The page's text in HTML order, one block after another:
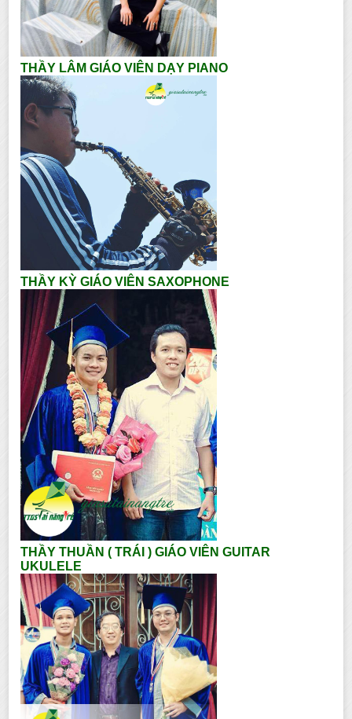
THẦY LÂM GIÁO VIÊN DẠY PIANO
THẦY KỲ GIÁO VIÊN SAXOPHONE
THẦY THUẦN ( TRÁI ) GIÁO VIÊN GUITAR
UKULELE